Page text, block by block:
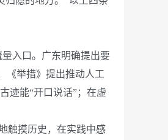
入口。广东明确提出要
《举措》提出推动人工
迹能“开口说话”；在虚
触摸历史，在实践中感